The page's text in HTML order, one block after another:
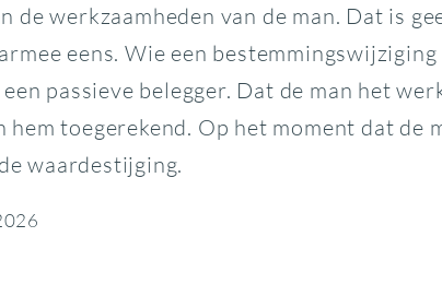
werkzaamheden van de man. Dat is
eens. Wie een
passieve belegger. Dat de man het
toegerekend. Op het moment dat de
waardestijging.